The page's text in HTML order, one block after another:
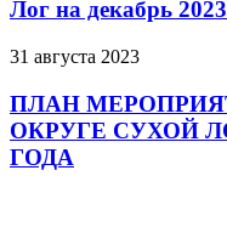
Лог на декабрь
31 августа 2023
ПЛАН
ОКРУГЕ СУХОЙ
ГОДА